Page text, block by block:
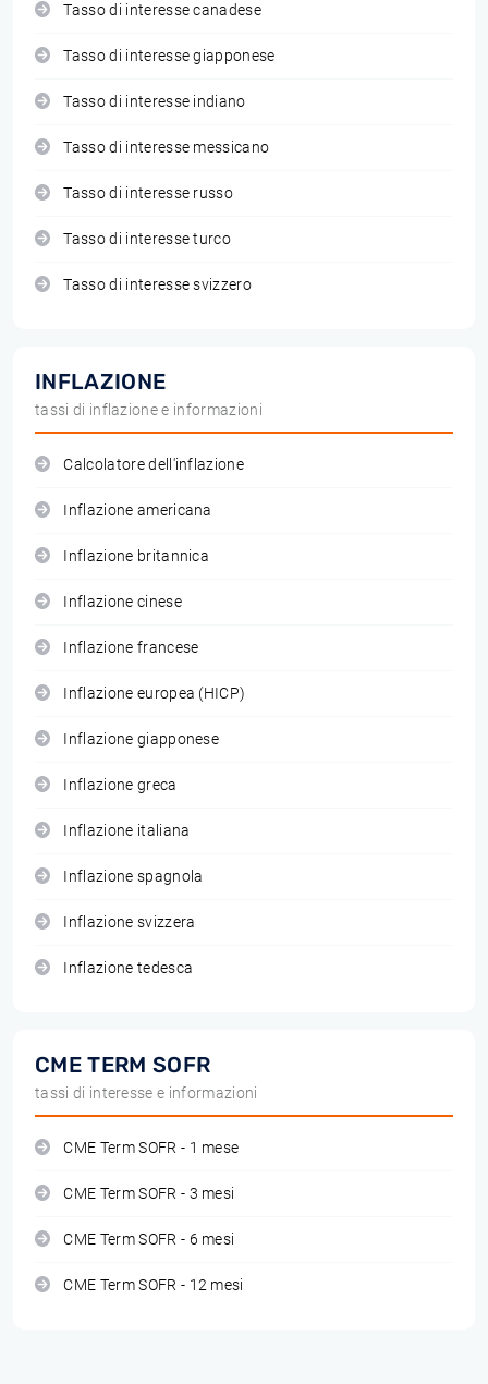
Tasso di interesse canadese
Tasso di interesse giapponese
Tasso di interesse indiano
Tasso di interesse messicano
Tasso di interesse russo
Tasso di interesse turco
Tasso di interesse svizzero
INFLAZIONE
tassi di inflazione e informazioni
Calcolatore dell'inflazione
Inflazione americana
Inflazione britannica
Inflazione cinese
Inflazione francese
Inflazione europea (HICP)
Inflazione giapponese
Inflazione greca
Inflazione italiana
Inflazione spagnola
Inflazione svizzera
Inflazione tedesca
CME TERM SOFR
tassi di interesse e informazioni
CME Term SOFR - 1 mese
CME Term SOFR - 3 mesi
CME Term SOFR - 6 mesi
CME Term SOFR - 12 mesi